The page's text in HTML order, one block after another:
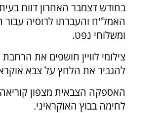
בחודש דצמבר האחרון דווח
האמל"ח והעברתו לרוסיה עבור
ומשלוחי נפט.
צילומי לוויין חושפים את
להגביר את הלחץ על צבא
האספקה הצבאית מצפון
לחימה בבוץ האוקראיני.